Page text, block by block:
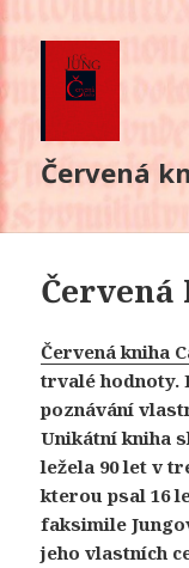
Červená
Červená kniha
trvalé hodnoty.
poznávání
Unikátní kniha
ležela 90 let v
kterou psal 16
faksimile
jeho vlastních